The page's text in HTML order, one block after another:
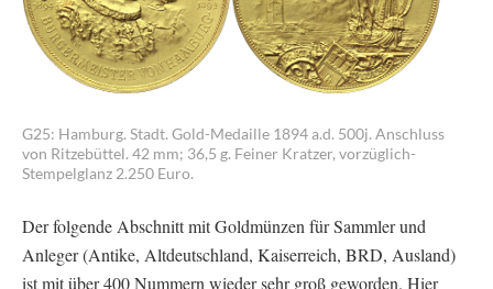
G25: Hamburg. Stadt. Gold-Medaille 1894 a.d. 500j. Anschluss
von Ritzebüttel. 42 mm; 36,5 g. Feiner Kratzer, vorzüglich-
Stempelglanz 2.250 Euro.
Der folgende Abschnitt mit Goldmünzen für Sammler und
Anleger (Antike, Altdeutschland, Kaiserreich, BRD, Ausland)
ist mit über 400 Nummern wieder sehr groß geworden. Hier